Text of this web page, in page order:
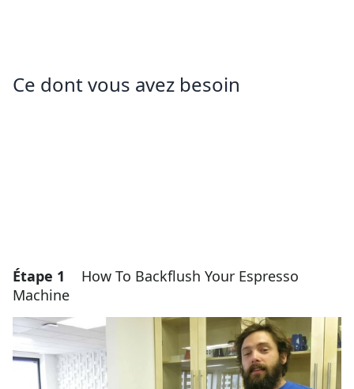
Ce dont vous avez besoin
Étape 1
How To Backflush Your Espresso
Machine